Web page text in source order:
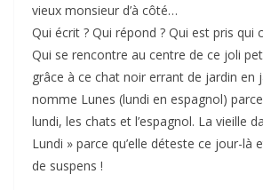
vieux monsieur d’à côté…
Qui écrit ? Qui répond ? Qui est pris qui
Qui se rencontre au centre de ce joli
grâce à ce chat noir errant de jardin en
nomme Lunes (lundi en espagnol) parce
lundi, les chats et l’espagnol. La vieille
Lundi » parce qu’elle déteste ce jour-là
de suspens !